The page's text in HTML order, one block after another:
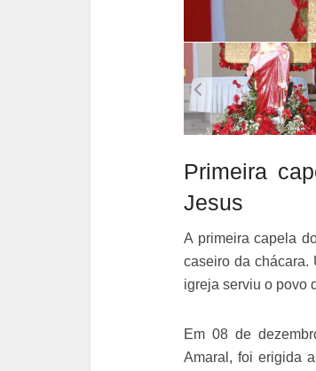
Primeira
Jesus
A primeira capela
caseiro da chácara.
igreja serviu o povo
Em 08 de
Amaral, foi erigida